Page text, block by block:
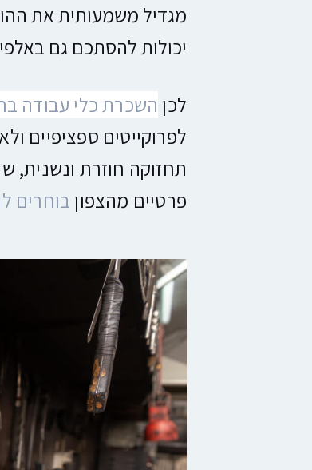
מגדיל משמעותית את
יכולות להסתכם גם
לכן השכרת כלי עבודה
לפרוקייטים ספציפיים
תחזוקה חוזרת ונשנית,
פרטיים מהצפון בוחרים